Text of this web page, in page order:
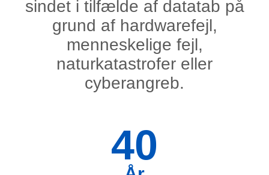
sindet i tilfælde af datatab på
grund af hardwarefejl,
menneskelige fejl,
naturkatastrofer eller
cyberangreb.
40